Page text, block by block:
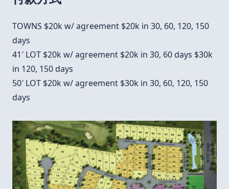
TOWNS $20k w/ agreement $20k in 30, 60, 120, 150
days
41′ LOT $20k w/ agreement $20k in 30, 60 days $30k
in 120, 150 days
50′ LOT $20k w/ agreement $30k in 30, 60, 120, 150
days